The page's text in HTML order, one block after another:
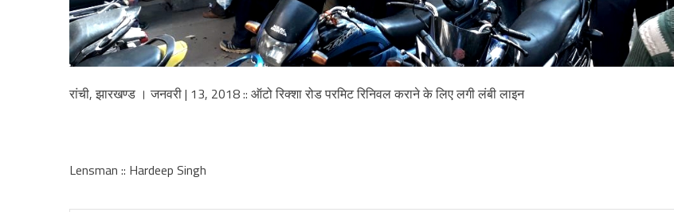
रांची, झारखण्ड । जनवरी | 13, 2018 :: ऑटो रिक्शा रोड परमिट रिनिवल कराने के लिए लगी लंबी लाइन
Lensman :: Hardeep Singh